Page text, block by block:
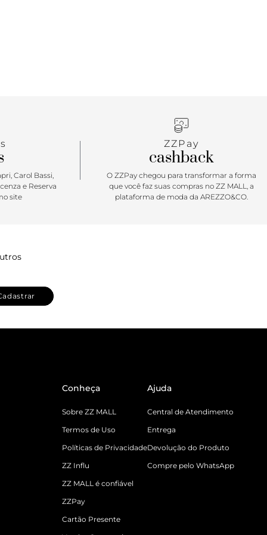
Carol Bassi,
e Reserva
site
ZZPay
cashback
O ZZPay chegou para transformar a forma
que você faz suas compras no ZZ MALL, a
plataforma de moda da AREZZO&CO.
Conheça
Sobre ZZ MALL
Termos de Uso
Políticas de Privacidade
ZZ Influ
ZZ MALL é confiável
ZZPay
Cartão Presente
Ajuda
Central de Atendimento
Entrega
Devolução do Produto
Compre pelo WhatsApp